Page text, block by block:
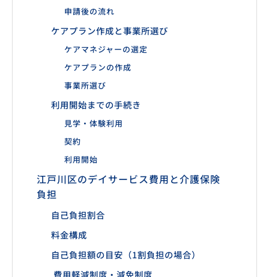
申請後の流れ
ケアプラン作成と事業所選び
ケアマネジャーの選定
ケアプランの作成
事業所選び
利用開始までの手続き
見学・体験利用
契約
利用開始
江戸川区のデイサービス費用と介護保険
負担
自己負担割合
料金構成
自己負担額の目安（1割負担の場合）
費用軽減制度・減免制度